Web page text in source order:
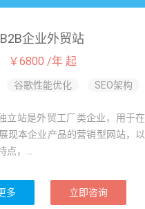
B2B企业外贸站
￥6800 /年 起
谷歌性能优化 SEO架构
立站是外贸工厂类企业，用于在
现本企业产品的营销型网站，以
，...
多 立即咨询